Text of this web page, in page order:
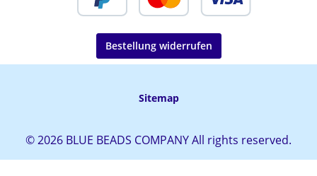
Bestellung widerrufen
Sitemap
© 2026 BLUE BEADS COMPANY All rights reserved.